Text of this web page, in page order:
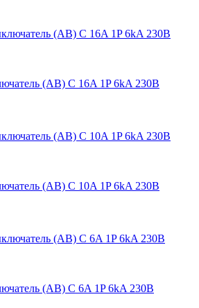
(АВ) C 16A 1P 6kA 230В
(АВ) C 10A 1P 6kA 230В
(АВ) C 6A 1P 6kA 230В